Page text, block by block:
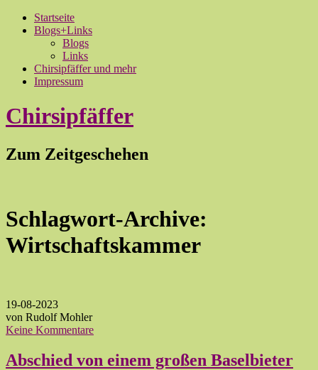
Startseite
Blogs+Links
Blogs
Links
Chirsipfäffer und mehr
Impressum
Chirsipfäffer
Zum Zeitgeschehen
Schlagwort-Archive:
Wirtschaftskammer
19-08-2023
von Rudolf Mohler
Keine Kommentare
Abschied von einem großen Baselbieter